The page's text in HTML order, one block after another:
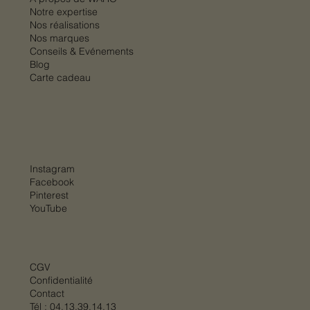
Prix
970,00 €
Prix
1 250,00 €
À partir de
Prix promotionnel
Prix
390,00 €
À partir de
Prix promotionnel
Prix
2 770,00 €
Prix
2 370,00 €
Prix
1 970,00 €
Prix
1 670,00 €
Prix
495,00 €
Prix
1 099,00 €
Notre expertise
Nos réalisations
Nos marques
Conseils & Evénements
Blog
Carte cadeau
CGV
Confidentialité
Contact
Tél : 04.13.39.14.13
Instagram
Facebook
Pinterest
YouTube